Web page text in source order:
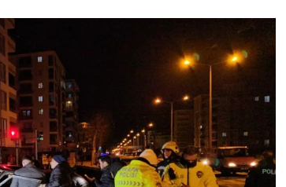
Çorum
Denizli
Diyarbakır
Edirne
Elazığ